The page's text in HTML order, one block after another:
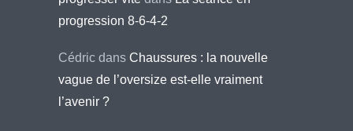
progression 8-6-4-2
Cédric dans Chaussures : la nouvelle
vague de l’oversize est-elle vraiment
l’avenir ?